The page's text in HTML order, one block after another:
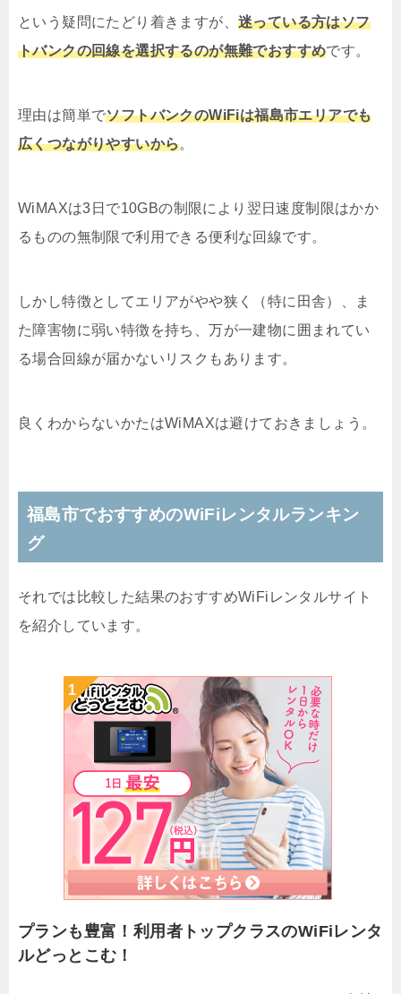
という疑問にたどり着きますが、 迷っている方はソフ
トバンクの回線を選択するのが無難でおすすめです。
理由は簡単でソフトバンクのWiFiは福島市エリアでも
広くつながりやすいから。
WiMAXは3日で10GBの制限により翌日速度制限はかか
るものの無制限で利用できる便利な回線です。
しかし特徴としてエリアがやや狭く（特に田舎）、ま
た障害物に弱い特徴を持ち、万が一建物に囲まれてい
る場合回線が届かないリスクもあります。
良くわからないかたはWiMAXは避けておきましょう。
福島市でおすすめのWiFiレンタルランキン
グ
それでは比較した結果のおすすめWiFiレンタルサイト
を紹介しています。
プランも豊富！利用者トップクラスのWiFiレンタ
ルどっとこむ！